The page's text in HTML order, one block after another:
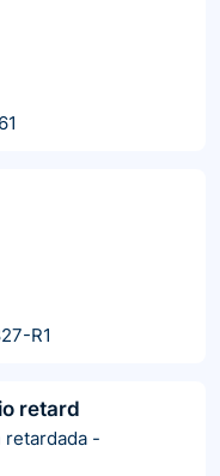
R1
retard
retardada -